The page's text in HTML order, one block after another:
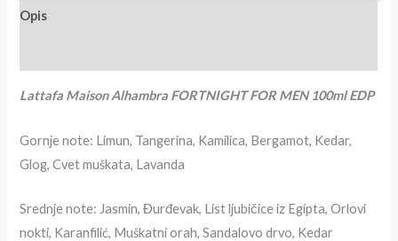
Opis
Lattafa Maison Alhambra FORTNIGHT FOR MEN 100ml EDP
Gornje note: Limun, Tangerina, Kamilica, Bergamot, Kedar,
Glog, Cvet muškata, Lavanda
Srednje note: Jasmin, Đurđevak, List ljubičice iz Egipta, Orlovi
nokti, Karanfilić, Muškatni orah, Sandalovo drvo, Kedar